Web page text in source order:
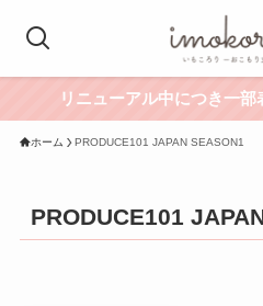
リニューアル中につき一
ホーム PRODUCE101 JAPAN SEASON1
PRODUCE101